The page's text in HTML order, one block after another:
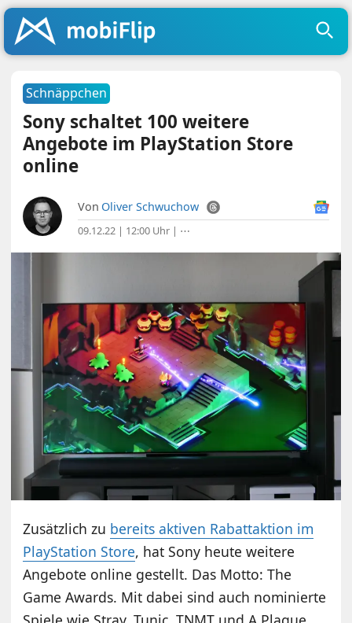
Schnäppchen
Sony schaltet 100 weitere
Angebote im PlayStation Store
online
Von Oliver Schwuchow
09.12.22 | 12:00 Uhr | ⋯
Zusätzlich zu bereits aktiven Rabattaktion im
PlayStation Store, hat Sony heute weitere
Angebote online gestellt. Das Motto: The
Game Awards. Mit dabei sind auch nominierte